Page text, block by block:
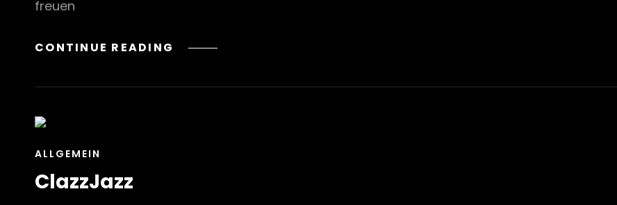
freuen
CONTINUE READING NEUE
CAT
ALLGEMEIN
ClazzJazz